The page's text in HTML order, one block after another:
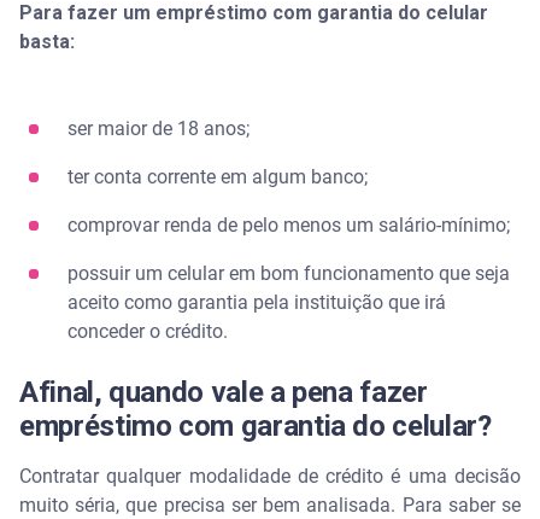
Para fazer um empréstimo com garantia do celular
basta:
ser maior de 18 anos;
ter conta corrente em algum banco;
comprovar renda de pelo menos um salário-mínimo;
possuir um celular em bom funcionamento que seja
aceito como garantia pela instituição que irá
conceder o crédito.
Afinal, quando vale a pena fazer
empréstimo com garantia do celular?
Contratar qualquer modalidade de crédito é uma decisão
muito séria, que precisa ser bem analisada. Para saber se